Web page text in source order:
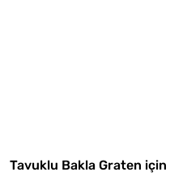
Tavuklu Bakla Graten için